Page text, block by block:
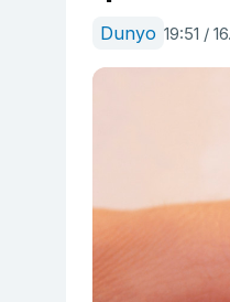
Dunyo 19:51 /